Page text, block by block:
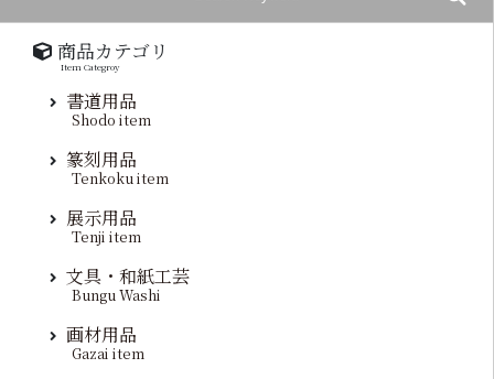
商品カテゴリ
Item Categroy
書道用品
Shodo item
篆刻用品
Tenkoku item
展示用品
Tenji item
文具・和紙工芸
Bungu Washi
画材用品
Gazai item